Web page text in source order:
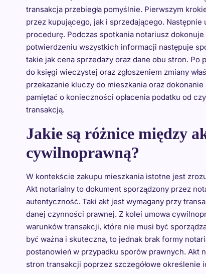
transakcja przebiegła pomyślnie. Pierwszym
przez kupującego, jak i sprzedającego.
procedurę. Podczas spotkania notariusz
potwierdzeniu wszystkich informacji następuje
takie jak cena sprzedaży oraz dane obu stron.
do księgi wieczystej oraz zgłoszeniem zmiany
przekazanie kluczy do mieszkania oraz
pamiętać o konieczności opłacenia podatku od
transakcją.
Jakie są różnice między
cywilnoprawną?
W kontekście zakupu mieszkania istotne jest
Akt notarialny to dokument sporządzony przez
autentyczność. Taki akt jest wymagany przy
danej czynności prawnej. Z kolei umowa
warunków transakcji, które nie musi być
być ważna i skuteczna, to jednak brak formy
postanowień w przypadku sporów prawnych. Akt
stron transakcji poprzez szczegółowe